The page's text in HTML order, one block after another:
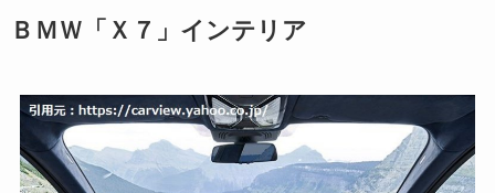
ＢＭＷ「Ｘ７」インテリア